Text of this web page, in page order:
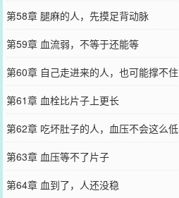
第58章 腿麻的人，先摸足背动脉
第59章 血流弱，不等于还能等
第60章 自己走进来的人，也可能撑不住
第61章 血栓比片子上更长
第62章 吃坏肚子的人，血压不会这么低
第63章 血压等不了片子
第64章 血到了，人还没稳